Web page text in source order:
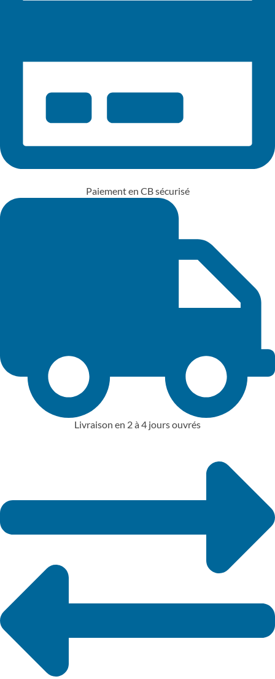
Paiement en CB sécurisé
Livraison en 2 à 4 jours ouvrés